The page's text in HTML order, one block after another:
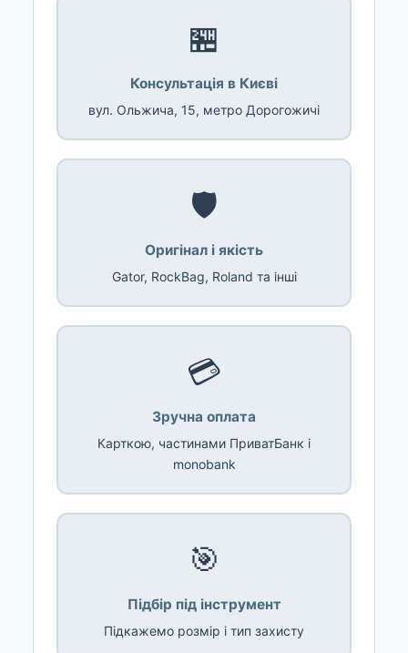
🏪
Консультація в Києві
вул. Ольжича, 15, метро Дорогожичі
🛡️
Оригінал і якість
Gator, RockBag, Roland та інші
💳
Зручна оплата
Карткою, частинами ПриватБанк і
monobank
🎯
Підбір під інструмент
Підкажемо розмір і тип захисту